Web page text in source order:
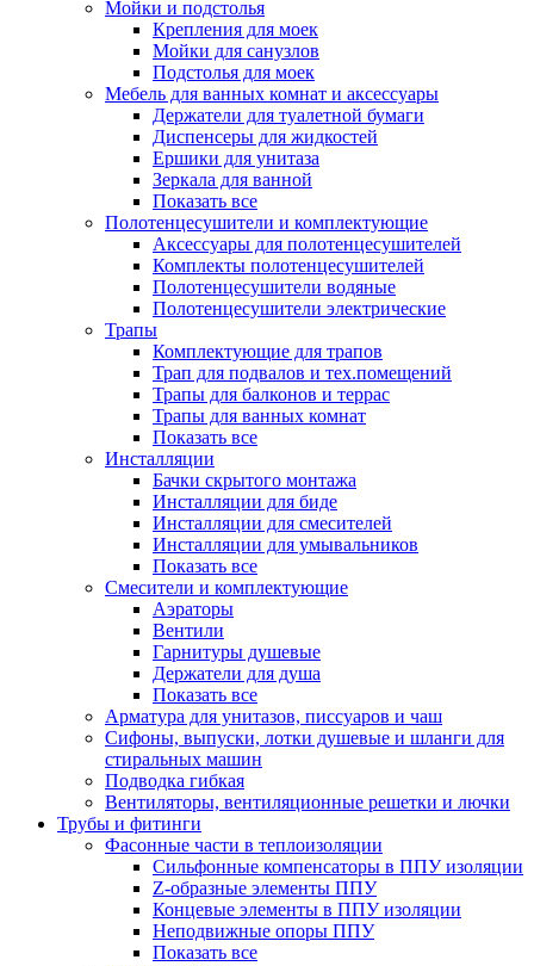
Мойки и подстолья
Крепления для моек
Мойки для санузлов
Подстолья для моек
Мебель для ванных комнат и аксессуары
Держатели для туалетной бумаги
Диспенсеры для жидкостей
Ершики для унитаза
Зеркала для ванной
Показать все
Полотенцесушители и комплектующие
Аксессуары для полотенцесушителей
Комплекты полотенцесушителей
Полотенцесушители водяные
Полотенцесушители электрические
Трапы
Комплектующие для трапов
Трап для подвалов и тех.помещений
Трапы для балконов и террас
Трапы для ванных комнат
Показать все
Инсталляции
Бачки скрытого монтажа
Инсталляции для биде
Инсталляции для смесителей
Инсталляции для умывальников
Показать все
Смесители и комплектующие
Аэраторы
Вентили
Гарнитуры душевые
Держатели для душа
Показать все
Арматура для унитазов, писсуаров и чаш
Сифоны, выпуски, лотки душевые и шланги для
стиральных машин
Подводка гибкая
Вентиляторы, вентиляционные решетки и лючки
Трубы и фитинги
Фасонные части в теплоизоляции
Cильфонные компенсаторы в ППУ изоляции
Z-образные элементы ППУ
Концевые элементы в ППУ изоляции
Неподвижные опоры ППУ
Показать все